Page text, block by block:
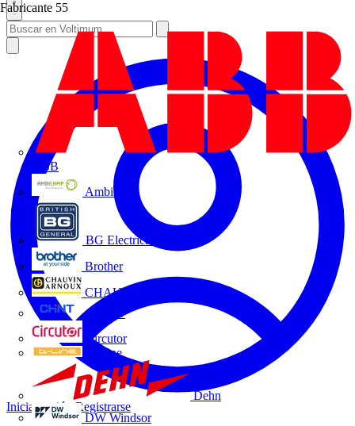
Fabricante 55
ABB
Ambilamp
BG Electrical
Brother
CHAUVIN ARNOUX
CHINT
Circutor
D-Line
Dehn
DW Windsor
Iniciar sesión Registrarse